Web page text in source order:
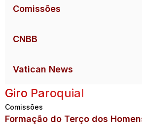
Comissões
CNBB
Vatican News
Giro Paroquial
Comissões
Formação do Terço dos